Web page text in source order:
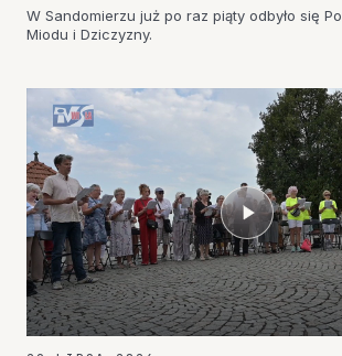
W Sandomierzu już po raz piąty odbyło się
Miodu i Dziczyzny.